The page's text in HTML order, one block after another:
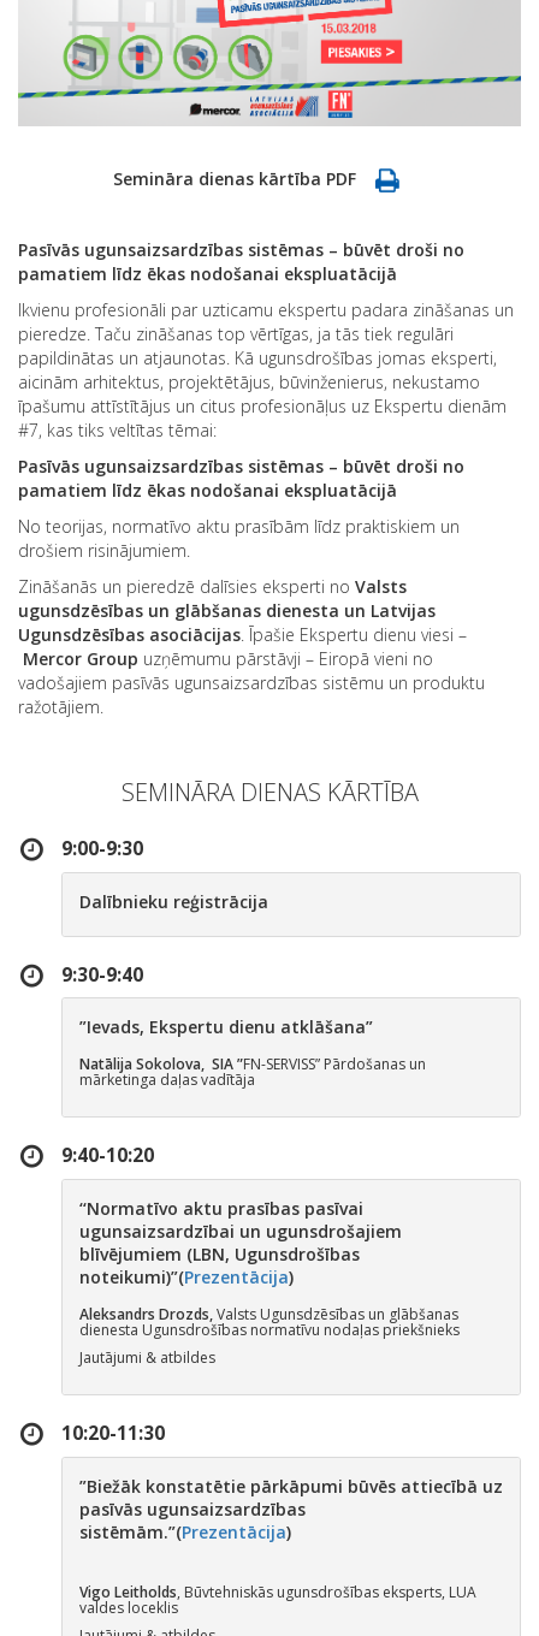
Semināra dienas kārtība PDF
Pasīvās ugunsaizsardzības sistēmas – būvēt droši no
pamatiem līdz ēkas nodošanai ekspluatācijā
Ikvienu profesionāli par uzticamu ekspertu padara zināšanas un
pieredze. Taču zināšanas top vērtīgas, ja tās tiek regulāri
papildinātas un atjaunotas. Kā ugunsdrošības jomas eksperti,
aicinām arhitektus, projektētājus, būvinženierus, nekustamo
īpašumu attīstītājus un citus profesionāļus uz Ekspertu dienām
#7, kas tiks veltītas tēmai:
Pasīvās ugunsaizsardzības sistēmas – būvēt droši no
pamatiem līdz ēkas nodošanai ekspluatācijā
No teorijas, normatīvo aktu prasībām līdz praktiskiem un
drošiem risinājumiem.
Zināšanās un pieredzē dalīsies eksperti no Valsts
ugunsdzēsības un glābšanas dienesta un Latvijas
Ugunsdzēsības asociācijas. Īpašie Ekspertu dienu viesi –
Mercor Group uzņēmumu pārstāvji – Eiropā vieni no
vadošajiem pasīvās ugunsaizsardzības sistēmu un produktu
ražotājiem.
SEMINĀRA DIENAS KĀRTĪBA
9:00-9:30
Dalībnieku reģistrācija
9:30-9:40
”Ievads, Ekspertu dienu atklāšana”
Natālija Sokolova, SIA ”FN-SERVISS” Pārdošanas un
mārketinga daļas vadītāja
9:40-10:20
‘‘Normatīvo aktu prasības pasīvai
ugunsaizsardzībai un ugunsdrošajiem
blīvējumiem (LBN, Ugunsdrošības
noteikumi)”(Prezentācija)
Aleksandrs Drozds,Valsts Ugunsdzēsības un glābšanas
dienesta Ugunsdrošības normatīvu nodaļas priekšnieks
Jautājumi & atbildes
10:20-11:30
”Biežāk konstatētie pārkāpumi būvēs attiecībā uz
pasīvās ugunsaizsardzības
sistēmām.”(Prezentācija)
Vigo Leitholds, Būvtehniskās ugunsdrošības eksperts, LUA
valdes loceklis